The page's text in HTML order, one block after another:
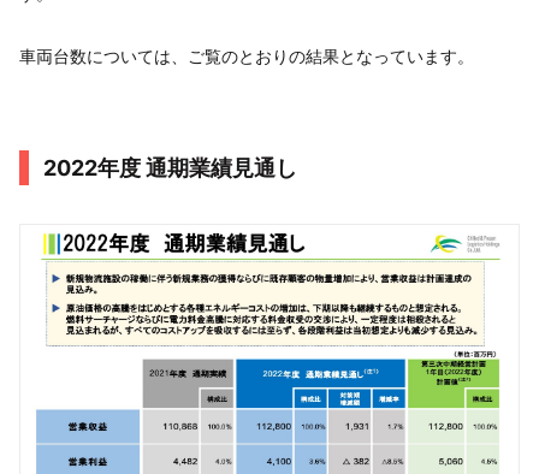
車両台数については、ご覧のとおりの結果となっています。
2022年度 通期業績見通し